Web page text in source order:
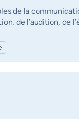
de la
de l’audition, de